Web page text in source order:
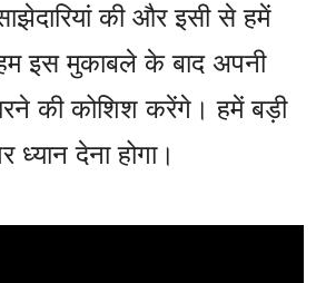
की और इसी से हमें
इस मुकाबले के बाद अपनी
की कोशिश करेंगे। हमें बड़ी
ध्‍यान देना होगा।